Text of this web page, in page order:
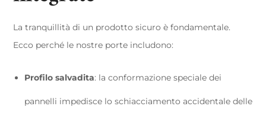
La tranquillità di un prodotto sicuro è fondamentale.
Ecco perché le nostre porte includono:
Profilo salvadita: la conformazione speciale dei
pannelli impedisce lo schiacciamento accidentale delle